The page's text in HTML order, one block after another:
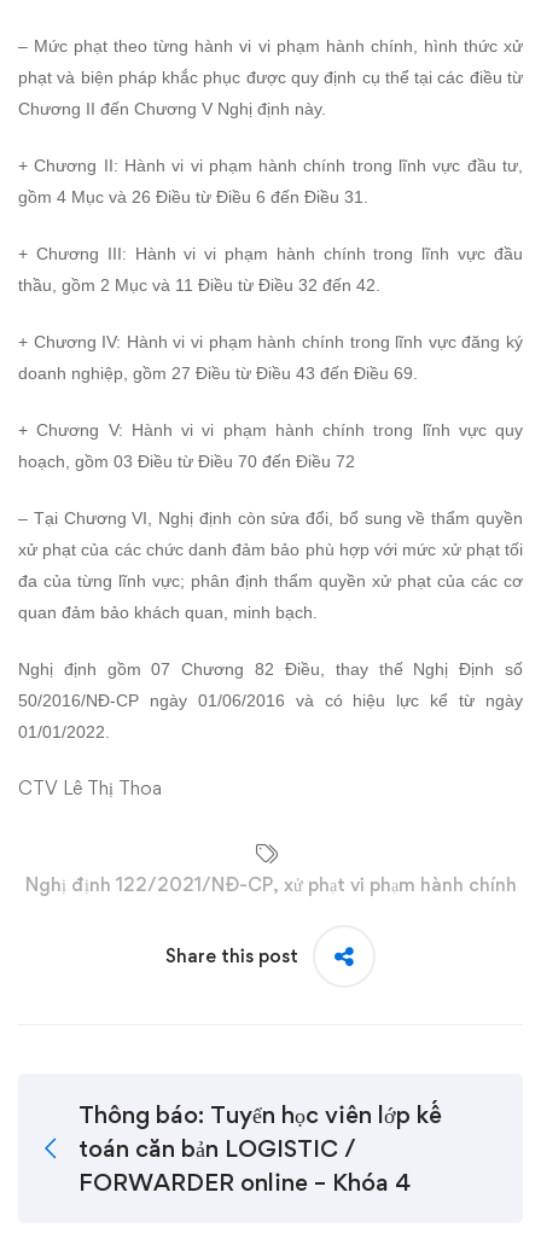
– Mức phạt theo từng hành vi vi phạm hành chính, hình thức xử
phạt và biện pháp khắc phục được quy định cụ thể tại các điều từ
Chương II đến Chương V Nghị định này.
+ Chương II: Hành vi vi phạm hành chính trong lĩnh vực đầu tư,
gồm 4 Mục và 26 Điều từ Điều 6 đến Điều 31.
+ Chương III: Hành vi vi phạm hành chính trong lĩnh vực đầu
thầu, gồm 2 Mục và 11 Điều từ Điều 32 đến 42.
+ Chương IV: Hành vi vi phạm hành chính trong lĩnh vực đăng ký
doanh nghiệp, gồm 27 Điều từ Điều 43 đến Điều 69.
+ Chương V: Hành vi vi phạm hành chính trong lĩnh vực quy
hoạch, gồm 03 Điều từ Điều 70 đến Điều 72
– Tại Chương VI, Nghị định còn sửa đổi, bổ sung về thẩm quyền
xử phạt của các chức danh đảm bảo phù hợp với mức xử phạt tối
đa của từng lĩnh vực; phân định thẩm quyền xử phạt của các cơ
quan đảm bảo khách quan, minh bạch.
Nghị định gồm 07 Chương 82 Điều, thay thế Nghị Định số
50/2016/NĐ-CP ngày 01/06/2016 và có hiệu lực kể từ ngày
01/01/2022.
CTV Lê Thị Thoa
Nghị định 122/2021/NĐ-CP, xử phạt vi phạm hành chính
Share this post
Thông báo: Tuyển học viên lớp kế
toán căn bản LOGISTIC /
FORWARDER online – Khóa 4